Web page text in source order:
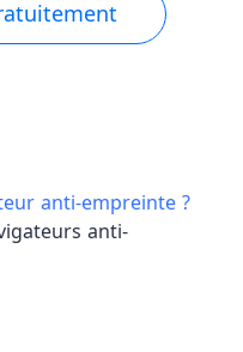
anti-empreinte ?
anti-